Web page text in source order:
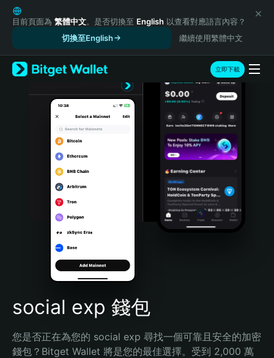
English
日本語
Русский
Español (Latinoamérica)
Türkçe
Português (Portugal)
Bahasa Indonesia
Português (Brasil)
Español (Argentina)
目前頁面為 繁體中文。是否切換至 English 以查看對應語言內容？
切換至English
繼續使用繁體中文
立即下載
social exp 錢包
您是否正在為您的 social exp 尋找一個可靠且安全的加密
錢包？Bitget Wallet 將是您的最佳選擇。受到 2,000 萬